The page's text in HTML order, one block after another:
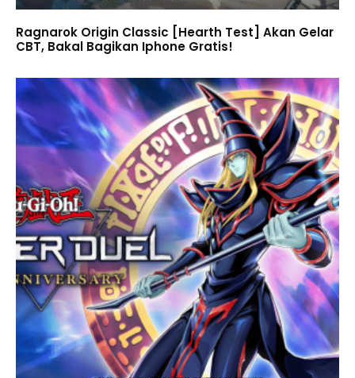
Ragnarok Origin Classic [Hearth Test] Akan Gelar
CBT, Bakal Bagikan Iphone Gratis!